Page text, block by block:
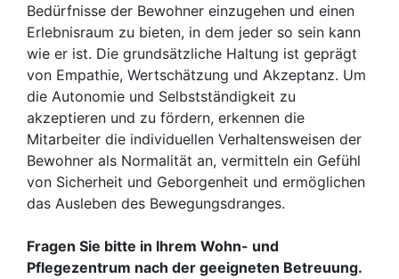
Bedürfnisse der Bewohner einzugehen und einen
Erlebnisraum zu bieten, in dem jeder so sein kann
wie er ist. Die grundsätzliche Haltung ist geprägt
von Empathie, Wertschätzung und Akzeptanz. Um
die Autonomie und Selbstständigkeit zu
akzeptieren und zu fördern, erkennen die
Mitarbeiter die individuellen Verhaltensweisen der
Bewohner als Normalität an, vermitteln ein Gefühl
von Sicherheit und Geborgenheit und ermöglichen
das Ausleben des Bewegungsdranges.
Fragen Sie bitte in Ihrem Wohn- und
Pflegezentrum nach der geeigneten Betreuung.